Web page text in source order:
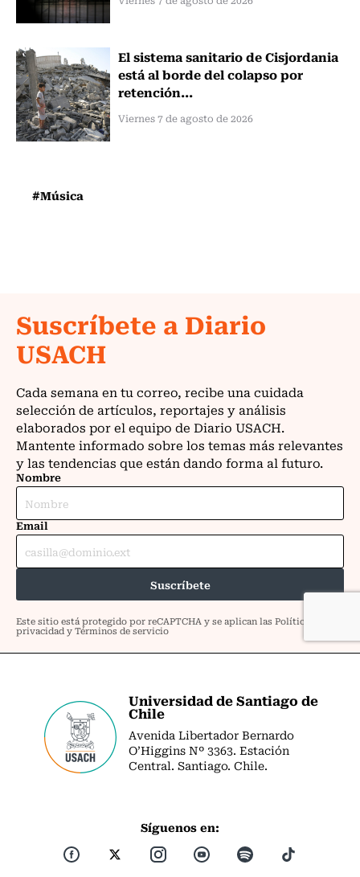
El sistema sanitario de Cisjordania
está al borde del colapso por
retención...
Viernes 7 de agosto de 2026
#Música
Universidad de Santiago de
Chile
Avenida Libertador Bernardo
O’Higgins Nº 3363. Estación
Central. Santiago. Chile.
Síguenos en: